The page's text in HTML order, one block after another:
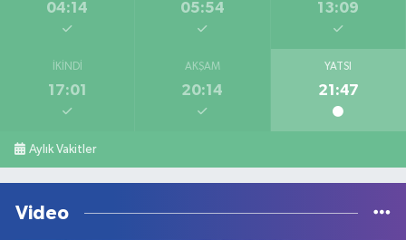
04:14 05:54 13:09
İKINDI
17:01
AKŞAM
20:14
YATSI
21:47
Aylık Vakitler
Video